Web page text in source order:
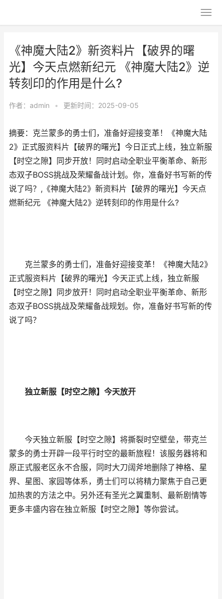
《神魔大陆2》新资料片【破界的曙
光】今天点燃新纪元 《神魔大陆2》逆
转刻印的作用是什么?
作者： admin • 更新时间：2025-09-05
摘要：克兰蒙多的勇士们，准备好迎接变革！《神魔大陆
2》正式服资料片【破界的曙光】今日正式上线，独立新服
【时空之隙】同步开放！同时启动全职业平衡革命、新形
态双子BOSS挑战及荣耀备战计划。你，准备好书写新的传
说了吗？,《神魔大陆2》新资料片【破界的曙光】今天点
燃新纪元 《神魔大陆2》逆转刻印的作用是什么?
克兰蒙多的勇士们，准备好迎接变革！《神魔大陆2》
正式服资料片【破界的曙光】今天正式上线，独立新服
【时空之隙】同步放开！同时启动全职业平衡革命、新形
态双子BOSS挑战及荣耀备战规划。你，准备好书写新的传
说了吗？
独立新服【时空之隙】今天放开
今天独立新服【时空之隙】将撕裂时空壁垒，带克兰
蒙多的勇士开辟一段平行时空的最新旅程！该服务器将和
原正式服老区永不合服，同时大刀阔斧地删除了神格、星
界、星图、家园等体系，勇士们可以将精力聚焦于自己更
加热衷的方法之中。另外还有圣光之翼重制、最新剧情等
更多丰盛内容在独立新服【时空之隙】等你尝试。